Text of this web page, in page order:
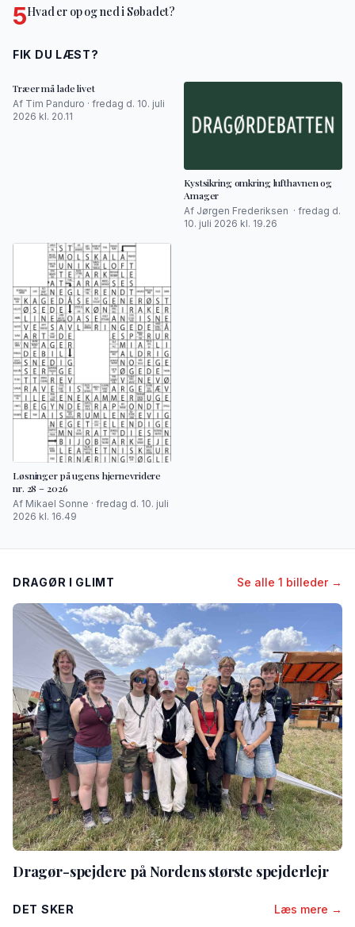
5Hvad er op og ned i Søbadet?
FIK DU LÆST?
Træer må lade livet
Af Tim Panduro · fredag d. 10. juli
2026 kl. 20.11
Kystsikring omkring lufthavnen og
Amager
Af Jørgen Frederiksen · fredag d.
10. juli 2026 kl. 19.26
Løsninger på ugens hjernevridere
nr. 28 – 2026
Af Mikael Sonne · fredag d. 10. juli
2026 kl. 16.49
DRAGØR I GLIMT Se alle 1 billeder →
Dragør-spejdere på Nordens største spejderlejr
DET SKER Læs mere →